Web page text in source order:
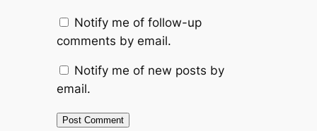
Notify me of follow-up
comments by email.
Notify me of new posts by
email.